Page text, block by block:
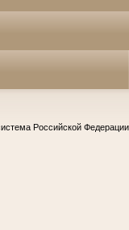
Российской